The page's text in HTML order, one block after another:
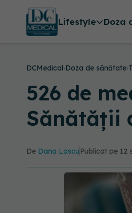
Lifestyle Doza
DCMedical›Doza de sănătate›
526 de
Sănătății
De Dana Lascu Publicat pe 12